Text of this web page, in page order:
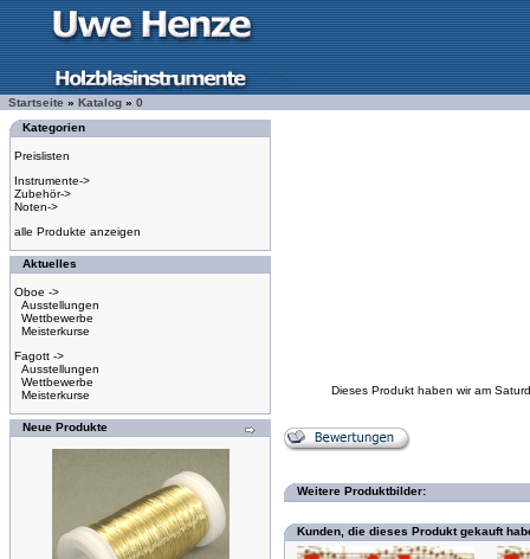
Startseite » Katalog » 0
Kategorien
Preislisten
Instrumente->
Zubehör->
Noten->
alle Produkte anzeigen
Aktuelles
Oboe ->
Ausstellungen
Wettbewerbe
Meisterkurse
Fagott ->
Ausstellungen
Wettbewerbe
Meisterkurse
Neue Produkte
Dieses Produkt haben wir am
Weitere Produktbilder:
Kunden, die dieses Produkt gekauft